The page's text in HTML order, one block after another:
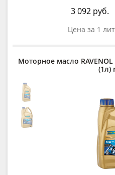
3 092 руб.
Цена за 1
Моторное масло
(1л)